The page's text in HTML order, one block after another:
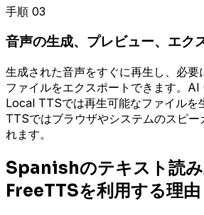
手順 03
音声の生成、プレビュー、エク
生成された音声をすぐに再生し、必要
ファイルをエクスポートできます。
Local TTSでは再生可能なファイルを
TTSではブラウザやシステムのスピー
れます。
Spanishのテキスト読
FreeTTSを利用する理由